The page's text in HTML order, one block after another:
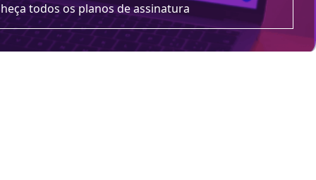
todos os planos de assinatura